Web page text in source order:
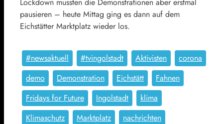
pausieren – heute Mittag ging es dann auf dem
Eichstätter Marktplatz wieder los.
#newsaktuell #tvingolstadt Aktivisten
corona
demo
Demonstration Eichstätt
Fahnen
Fridays for Future
Ingolstadt
klima
Klimaschutz
Marktplatz
nachrichten